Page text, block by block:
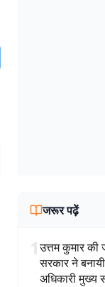
जरूर पढ़ें
1उत्तम कुमार की
सरकार ने
अधिकारी मुख्य